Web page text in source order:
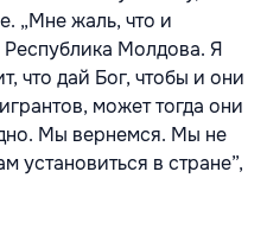
„Мне жаль, что и
Республика Молдова. Я
что дай Бог, чтобы и они
может тогда они
Мы вернемся. Мы не
установиться в стране”,